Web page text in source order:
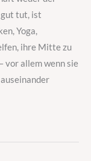
gut tut, ist
Yoga,
ihre Mitte zu
vor allem wenn sie